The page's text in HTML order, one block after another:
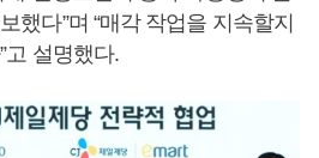
했다”며 “매각 작업을 지속할지
고 설명했다.